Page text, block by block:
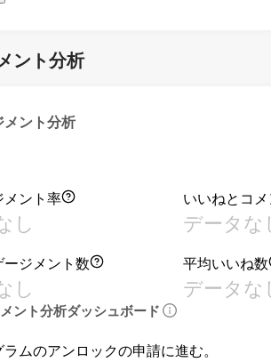
ント分析
メント分析
メント率
し
いいねとコ
データな
ジメント数
し
平均いいね数
データな
ント分析ダッシュボード
ムのアンロックの申請に進む。